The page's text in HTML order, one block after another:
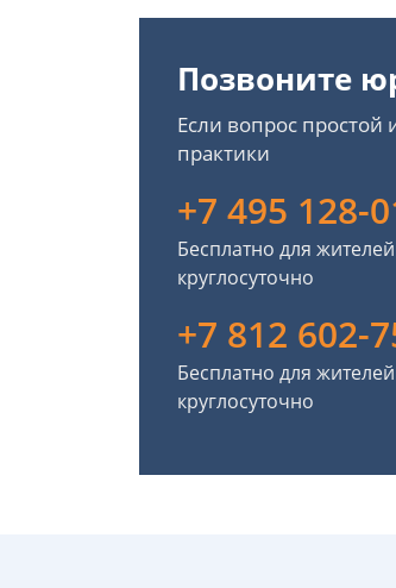
Позвоните
Если вопрос простой
практики
+7 495 128-
Бесплатно для
круглосуточно
+7 812 602-
Бесплатно для
круглосуточно